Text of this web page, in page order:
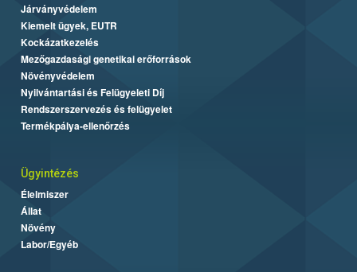
Járványvédelem
Kiemelt ügyek, EUTR
Kockázatkezelés
Mezőgazdasági genetikai erőforrások
Növényvédelem
Nyilvántartási és Felügyeleti Díj
Rendszerszervezés és felügyelet
Termékpálya-ellenőrzés
Ügyintézés
Élelmiszer
Állat
Növény
Labor/Egyéb